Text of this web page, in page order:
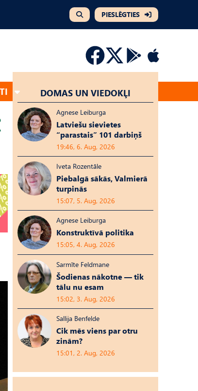
PIESLĒGTIES
DOMAS UN VIEDOKĻI
Agnese Leiburga
Latviešu sievietes
“parastais” 101 darbiņš
19:46, 6. Aug, 2026
Iveta Rozentāle
Piebalgā sākās, Valmierā
turpinās
15:07, 5. Aug, 2026
Agnese Leiburga
Konstruktīvā politika
15:05, 4. Aug, 2026
Sarmīte Feldmane
Šodienas nākotne — tik
tālu nu esam
15:02, 3. Aug, 2026
Sallija Benfelde
Cik mēs viens par otru
zinām?
15:01, 2. Aug, 2026